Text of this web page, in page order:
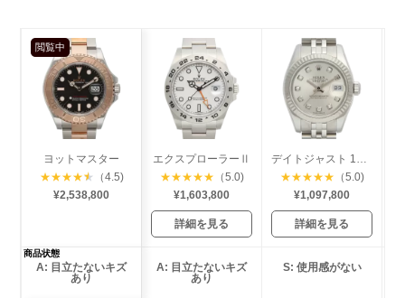
閲覧中
ヨットマスター
★★★★★
（4.5)
¥2,538,800
エクスプローラーⅡ
★★★★★ （5.0)
¥1,603,800
詳細を見る
★★★★★ （5.0)
¥1,097,800
詳細を見る
商品状態
A: 目立たないキズ
あり
A: 目立たないキズ
あり
S: 使用感がない